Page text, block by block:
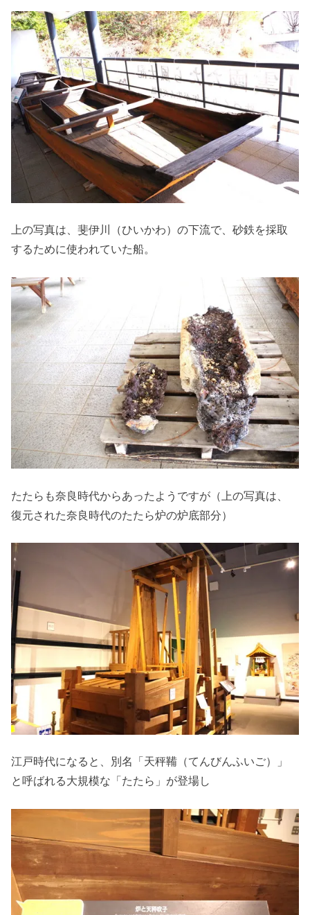
上の写真は、斐伊川（ひいかわ）の下流で、砂鉄を採取
するために使われていた船。
たたらも奈良時代からあったようですが（上の写真は、
復元された奈良時代のたたら炉の炉底部分）
江戸時代になると、別名「天秤鞴（てんびんふいご）」
と呼ばれる大規模な「たたら」が登場し